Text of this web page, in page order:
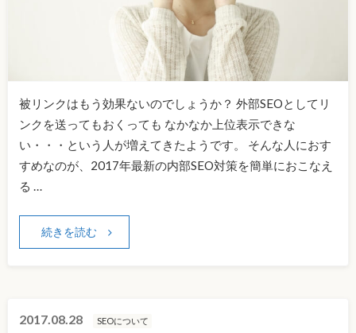
被リンクはもう効果ないのでしょうか？ 外部SEOとしてリ
ンクを送ってもおくっても なかなか上位表示できな
い・・・という人が増えてきたようです。 そんな人におす
すめなのが、2017年最新の内部SEO対策を簡単におこなえ
る …
続きを読む
2017.08.28 SEOについて